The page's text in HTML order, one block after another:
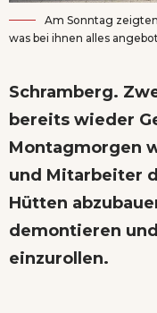
Am Sonntag
was bei ihnen alles
Schramberg.
bereits wieder
Montagmorgen
und Mitarbeiter
Hütten
demontieren
einzurollen.